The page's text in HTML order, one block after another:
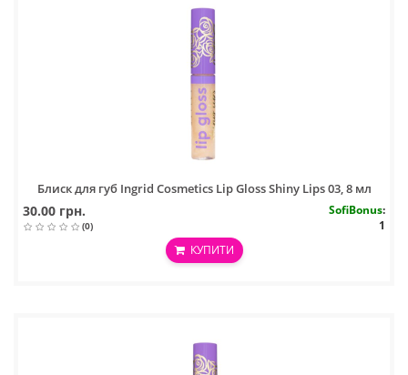
Блиск для губ Ingrid Cosmetics Lip Gloss Shiny Lips 03, 8 мл
30.00 грн.
(0)
SofiBonus:
1
КУПИТИ